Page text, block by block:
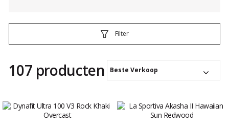
Filter
107 producten Beste Verkoop